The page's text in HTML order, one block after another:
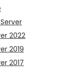
2022
2019
2017